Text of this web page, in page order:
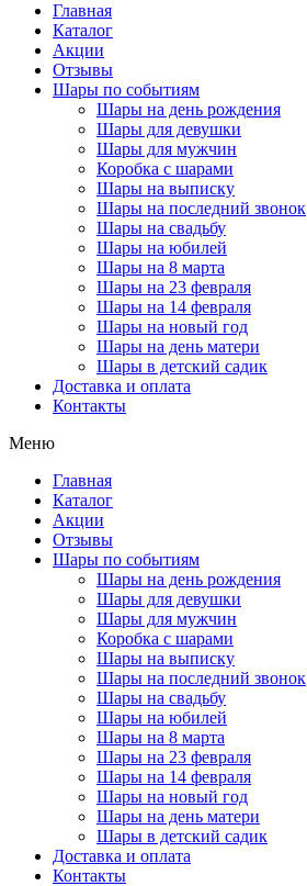
Главная
Каталог
Акции
Отзывы
Шары по событиям
Шары на день рождения
Шары для девушки
Шары для мужчин
Коробка с шарами
Шары на выписку
Шары на последний звонок
Шары на свадьбу
Шары на юбилей
Шары на 8 марта
Шары на 23 февраля
Шары на 14 февраля
Шары на новый год
Шары на день матери
Шары в детский садик
Доставка и оплата
Контакты
Меню
Главная
Каталог
Акции
Отзывы
Шары по событиям
Шары на день рождения
Шары для девушки
Шары для мужчин
Коробка с шарами
Шары на выписку
Шары на последний звонок
Шары на свадьбу
Шары на юбилей
Шары на 8 марта
Шары на 23 февраля
Шары на 14 февраля
Шары на новый год
Шары на день матери
Шары в детский садик
Доставка и оплата
Контакты